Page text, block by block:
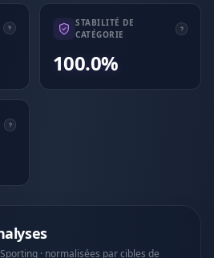
STABILITÉ DE
CATÉGORIE
100.0%
· normalisées par cibles de